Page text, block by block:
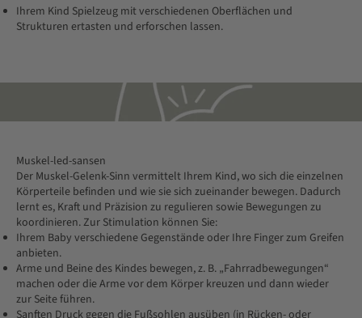
Ihrem Kind Spielzeug mit verschiedenen Oberflächen und
Strukturen ertasten und erforschen lassen.
Muskel-led-sansen
Der Muskel-Gelenk-Sinn vermittelt Ihrem Kind, wo sich die einzelnen
Körperteile befinden und wie sie sich zueinander bewegen. Dadurch
lernt es, Kraft und Präzision zu regulieren sowie Bewegungen zu
koordinieren. Zur Stimulation können Sie:
Ihrem Baby verschiedene Gegenstände oder Ihre Finger zum Greifen
anbieten.
Arme und Beine des Kindes bewegen, z. B. „Fahrradbewegungen“
machen oder die Arme vor dem Körper kreuzen und dann wieder
zur Seite führen.
Sanften Druck gegen die Fußsohlen ausüben (in Rücken- oder